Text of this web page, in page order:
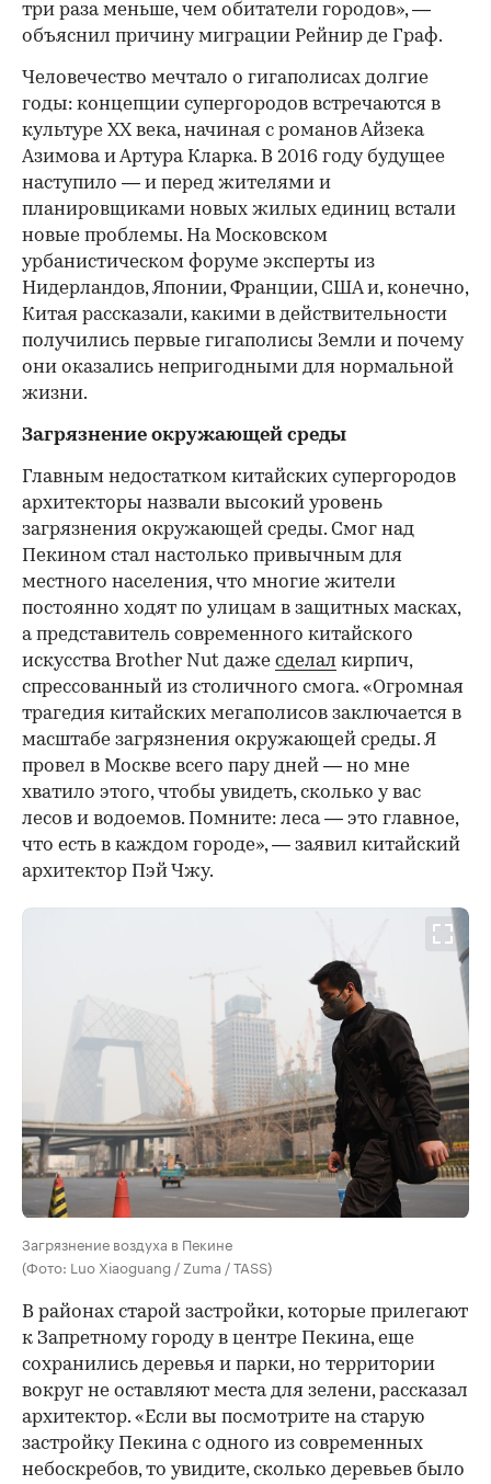
три раза меньше, чем обитатели городов», —
объяснил причину миграции Рейнир де Граф.
Человечество мечтало о гигаполисах долгие
годы: концепции супергородов встречаются в
культуре XX века, начиная с романов Айзека
Азимова и Артура Кларка. В 2016 году будущее
наступило — и перед жителями и
планировщиками новых жилых единиц встали
новые проблемы. На Московском
урбанистическом форуме эксперты из
Нидерландов, Японии, Франции, США и, конечно,
Китая рассказали, какими в действительности
получились первые гигаполисы Земли и почему
они оказались непригодными для нормальной
жизни.
Загрязнение окружающей среды
Главным недостатком китайских супергородов
архитекторы назвали высокий уровень
загрязнения окружающей среды. Смог над
Пекином стал настолько привычным для
местного населения, что многие жители
постоянно ходят по улицам в защитных масках,
а представитель современного китайского
искусства Brother Nut даже сделал кирпич,
спрессованный из столичного смога. «Огромная
трагедия китайских мегаполисов заключается в
масштабе загрязнения окружающей среды. Я
провел в Москве всего пару дней — но мне
хватило этого, чтобы увидеть, сколько у вас
лесов и водоемов. Помните: леса — это главное,
что есть в каждом городе», — заявил китайский
архитектор Пэй Чжу.
Загрязнение воздуха в Пекине
(Фото: Luo Xiaoguang / Zuma / TASS)
В районах старой застройки, которые прилегают
к Запретному городу в центре Пекина, еще
сохранились деревья и парки, но территории
вокруг не оставляют места для зелени, рассказал
архитектор. «Если вы посмотрите на старую
застройку Пекина с одного из современных
небоскребов, то увидите, сколько деревьев было